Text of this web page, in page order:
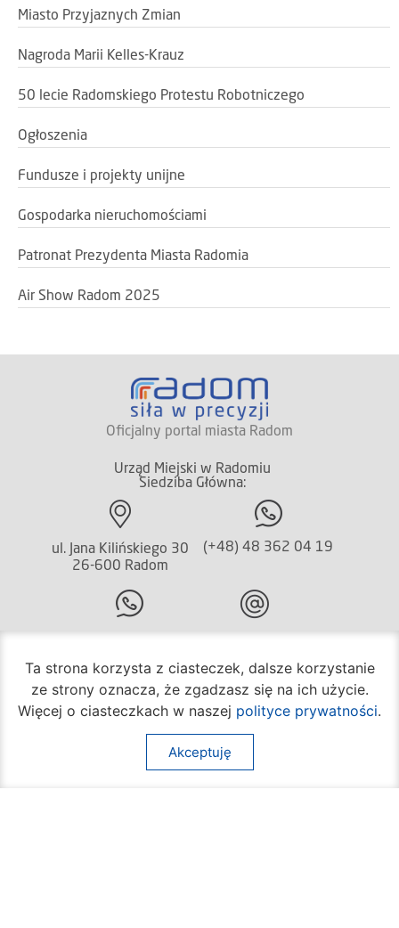
Miasto Przyjaznych Zmian
Nagroda Marii Kelles-Krauz
50 lecie Radomskiego Protestu Robotniczego
Ogłoszenia
Fundusze i projekty unijne
Gospodarka nieruchomościami
Patronat Prezydenta Miasta Radomia
Air Show Radom 2025
Oficjalny portal miasta Radom
Urząd Miejski w Radomiu
Siedziba Główna:
ul. Jana Kilińskiego 30
26-600 Radom
(+48) 48 362 04 19
Godziny pracy:
Biuro Obsługi Mieszkańca
godz.7:30 – 16:30
Ta strona korzysta z ciasteczek, dalsze korzystanie
ze strony oznacza, że zgadzasz się na ich użycie.
Więcej o ciasteczkach w naszej polityce prywatności.
Akceptuję